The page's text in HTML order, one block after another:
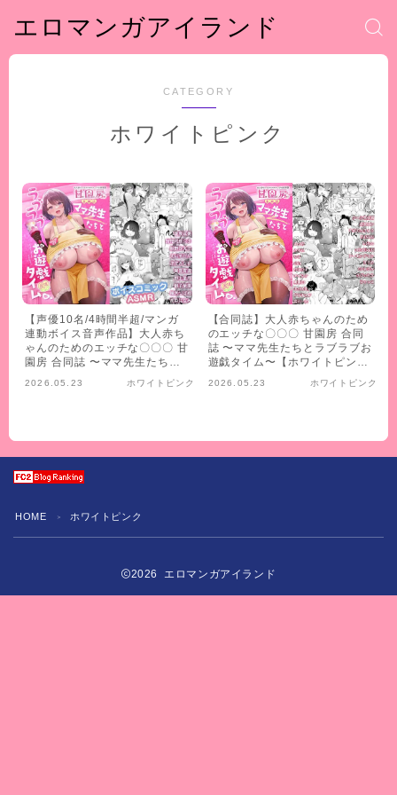
エロマンガアイランド
CATEGORY
ホワイトピンク
【声優10名/4時間半超/マンガ
連動ボイス音声作品】大人赤ち
ゃんのためのエッチな〇〇〇 甘
園房 合同誌 〜ママ先生たちと
コミックASMR【ホワイトピン
2026.05.23 ホワイトピンク
【合同誌】大人赤ちゃんのため
のエッチな〇〇〇 甘園房 合同
誌 〜ママ先生たちとラブラブお
遊戯タイム〜【ホワイトピン
2026.05.23 ホワイトピンク
HOME ＞ ホワイトピンク
2026 エロマンガアイランド